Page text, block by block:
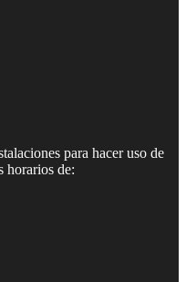
para hacer uso de
horarios de: